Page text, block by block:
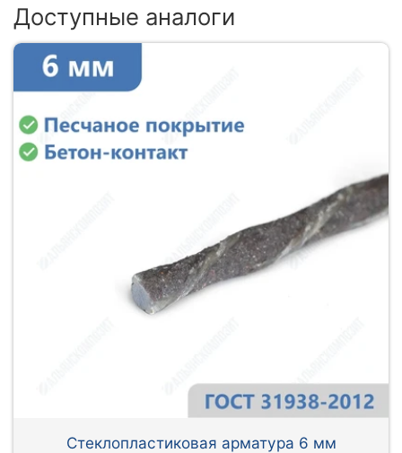
Доступные аналоги
Стеклопластиковая арматура 6 мм